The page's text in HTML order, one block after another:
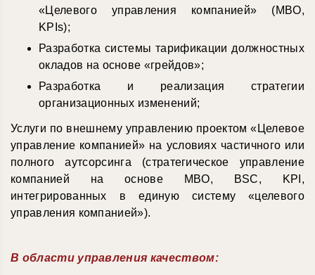
«Целевого управления компанией» (MBO,
KPIs);
Разработка системы тарификации должностных
окладов на основе «грейдов»;
Разработка и реализация стратегии
организационных изменений;
Услуги по внешнему управлению проектом «Целевое
управление компанией» на условиях частичного или
полного аутсорсинга (стратегическое управление
компанией на основе MBO, BSC, KPI,
интегрированных в единую систему «целевого
управления компанией»).
В области управления качеством: